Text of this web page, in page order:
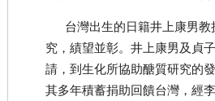
台灣出生的日籍井上康男教
究，績望並彰。井上康男及貞
請，到生化所協助醣質研究的
其多年積蓄捐助回饋台灣，經